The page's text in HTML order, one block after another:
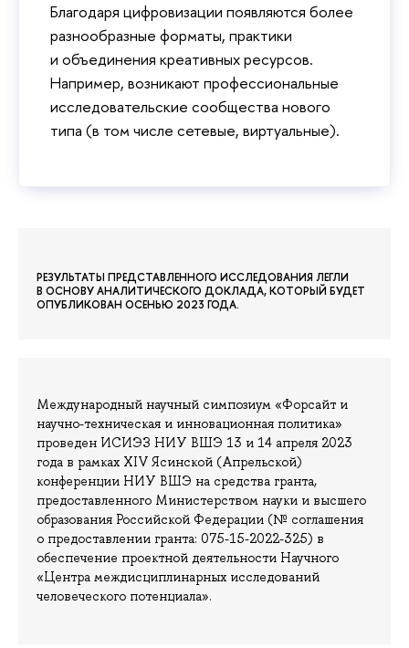
Благодаря цифровизации появляются более
разнообразные форматы, практики
и объединения креативных ресурсов.
Например, возникают профессиональные
исследовательские сообщества нового
типа (в том числе сетевые, виртуальные).
РЕЗУЛЬТАТЫ ПРЕДСТАВЛЕННОГО ИССЛЕДОВАНИЯ ЛЕГЛИ
В ОСНОВУ АНАЛИТИЧЕСКОГО ДОКЛАДА, КОТОРЫЙ БУДЕТ
ОПУБЛИКОВАН ОСЕНЬЮ 2023 ГОДА.
Международный научный симпозиум «Форсайт и
научно-техническая и инновационная политика»
проведен ИСИЭЗ НИУ ВШЭ 13 и 14 апреля 2023
года в рамках XIV Ясинской (Апрельской)
конференции НИУ ВШЭ на средства гранта,
предоставленного Министерством науки и высшего
образования Российской Федерации (№ соглашения
о предоставлении гранта: 075-15-2022-325) в
обеспечение проектной деятельности Научного
«Центра междисциплинарных исследований
человеческого потенциала».